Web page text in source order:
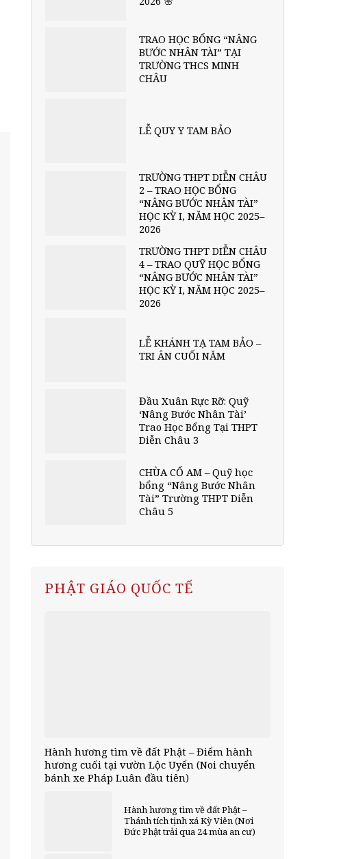
TRAO HỌC BỔNG “NÂNG
BƯỚC NHÂN TÀI” TẠI
TRƯỜNG THCS MINH
CHÂU
LỄ QUY Y TAM BẢO
TRƯỜNG THPT DIỄN CHÂU
2 – TRAO HỌC BỔNG
“NÂNG BƯỚC NHÂN TÀI”
HỌC KỲ I, NĂM HỌC 2025–
2026
TRƯỜNG THPT DIỄN CHÂU
4 – TRAO QUỸ HỌC BỔNG
“NÂNG BƯỚC NHÂN TÀI”
HỌC KỲ I, NĂM HỌC 2025–
2026
LỄ KHÁNH TẠ TAM BẢO –
TRI ÂN CUỐI NĂM
Đầu Xuân Rực Rỡ: Quỹ
‘Nâng Bước Nhân Tài’
Trao Học Bổng Tại THPT
Diễn Châu 3
CHÙA CỔ AM – Quỹ học
bổng “Nâng Bước Nhân
Tài” Trường THPT Diễn
Châu 5
PHẬT GIÁO QUỐC TẾ
Hành hương tìm về đất Phật – Điểm hành
hương cuối tại vườn Lộc Uyển (Noi chuyển
bánh xe Pháp Luân đầu tiên)
Hành hương tìm về đất Phật –
Thánh tích tịnh xá Kỳ Viên (Nơi
Đức Phật trải qua 24 mùa an cư)